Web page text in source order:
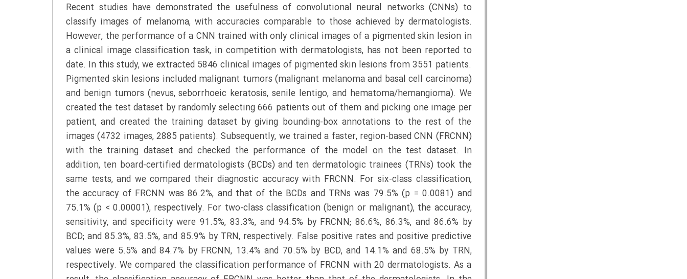
Recent studies have demonstrated the usefulness of convolutional neural networks (CNNs) to
classify images of melanoma, with accuracies comparable to those achieved by dermatologists.
However, the performance of a CNN trained with only clinical images of a pigmented skin lesion in
a clinical image classification task, in competition with dermatologists, has not been reported to
date. In this study, we extracted 5846 clinical images of pigmented skin lesions from 3551 patients.
Pigmented skin lesions included malignant tumors (malignant melanoma and basal cell carcinoma)
and benign tumors (nevus, seborrhoeic keratosis, senile lentigo, and hematoma/hemangioma). We
created the test dataset by randomly selecting 666 patients out of them and picking one image per
patient, and created the training dataset by giving bounding-box annotations to the rest of the
images (4732 images, 2885 patients). Subsequently, we trained a faster, region-based CNN (FRCNN)
with the training dataset and checked the performance of the model on the test dataset. In
addition, ten board-certified dermatologists (BCDs) and ten dermatologic trainees (TRNs) took the
same tests, and we compared their diagnostic accuracy with FRCNN. For six-class classification,
the accuracy of FRCNN was 86.2%, and that of the BCDs and TRNs was 79.5% (p = 0.0081) and
75.1% (p < 0.00001), respectively. For two-class classification (benign or malignant), the accuracy,
sensitivity, and specificity were 91.5%, 83.3%, and 94.5% by FRCNN; 86.6%, 86.3%, and 86.6% by
BCD; and 85.3%, 83.5%, and 85.9% by TRN, respectively. False positive rates and positive predictive
values were 5.5% and 84.7% by FRCNN, 13.4% and 70.5% by BCD, and 14.1% and 68.5% by TRN,
respectively. We compared the classification performance of FRCNN with 20 dermatologists. As a